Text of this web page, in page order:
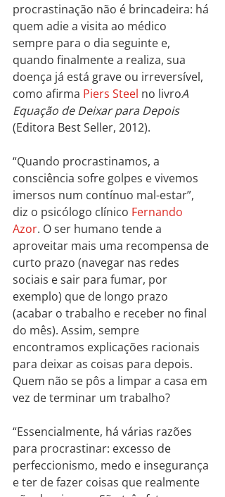
procrastinação não é brincadeira: há
quem adie a visita ao médico
sempre para o dia seguinte e,
quando finalmente a realiza, sua
doença já está grave ou irreversível,
como afirma Piers Steel no livroA
Equação de Deixar para Depois
(Editora Best Seller, 2012).
“Quando procrastinamos, a
consciência sofre golpes e vivemos
imersos num contínuo mal-estar”,
diz o psicólogo clínico Fernando
Azor. O ser humano tende a
aproveitar mais uma recompensa de
curto prazo (navegar nas redes
sociais e sair para fumar, por
exemplo) que de longo prazo
(acabar o trabalho e receber no final
do mês). Assim, sempre
encontramos explicações racionais
para deixar as coisas para depois.
Quem não se pôs a limpar a casa em
vez de terminar um trabalho?
“Essencialmente, há várias razões
para procrastinar: excesso de
perfeccionismo, medo e insegurança
e ter de fazer coisas que realmente